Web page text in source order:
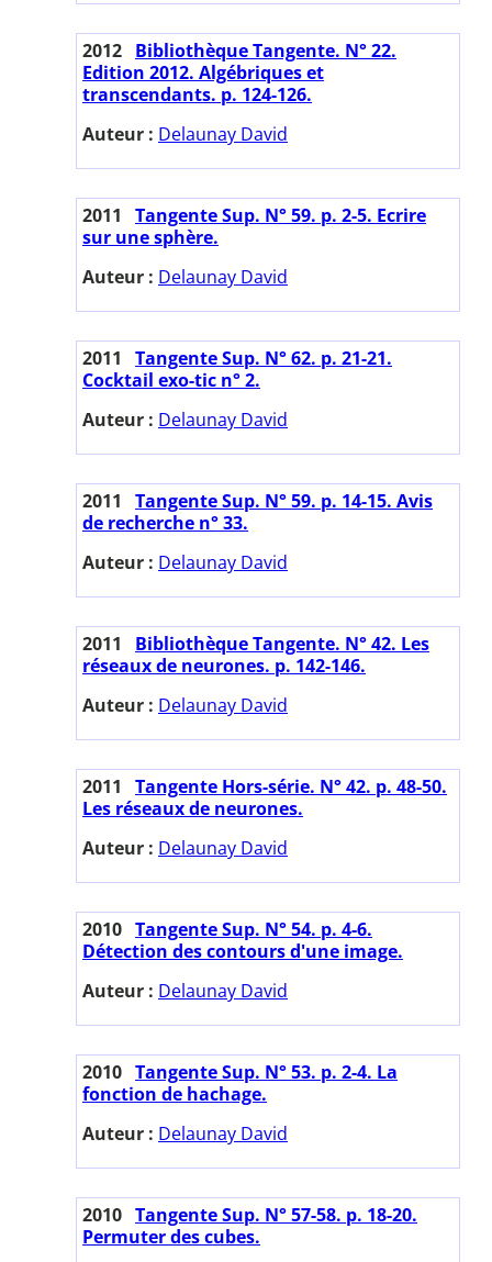
2012 Bibliothèque Tangente. N° 22.
Edition 2012. Algébriques et
transcendants. p. 124-126.
Auteur : Delaunay David
2011
Tangente Sup. N° 59. p. 2-5. Ecrire
sur une sphère.
Auteur : Delaunay David
2011
Tangente Sup. N° 62. p. 21-21.
Cocktail exo-tic n° 2.
Auteur : Delaunay David
2011
Tangente Sup. N° 59. p. 14-15. Avis
de recherche n° 33.
Auteur : Delaunay David
2011
Bibliothèque Tangente. N° 42. Les
réseaux de neurones. p. 142-146.
Auteur : Delaunay David
2011
Tangente Hors-série. N° 42. p. 48-50.
Les réseaux de neurones.
Auteur : Delaunay David
2010 Tangente Sup. N° 54. p. 4-6.
Détection des contours d'une image.
Auteur : Delaunay David
2010 Tangente Sup. N° 53. p. 2-4. La
fonction de hachage.
Auteur : Delaunay David
2010 Tangente Sup. N° 57-58. p. 18-20.
Permuter des cubes.